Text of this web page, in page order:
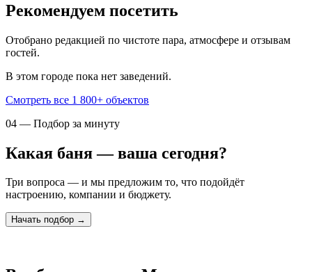
Рекомендуем посетить
Отобрано редакцией по чистоте пара, атмосфере и отзывам
гостей.
В этом городе пока нет заведений.
Смотреть все 1 800+ объектов
04 — Подбор за минуту
Какая баня — ваша сегодня?
Три вопроса — и мы предложим то, что подойдёт
настроению, компании и бюджету.
Начать подбор →